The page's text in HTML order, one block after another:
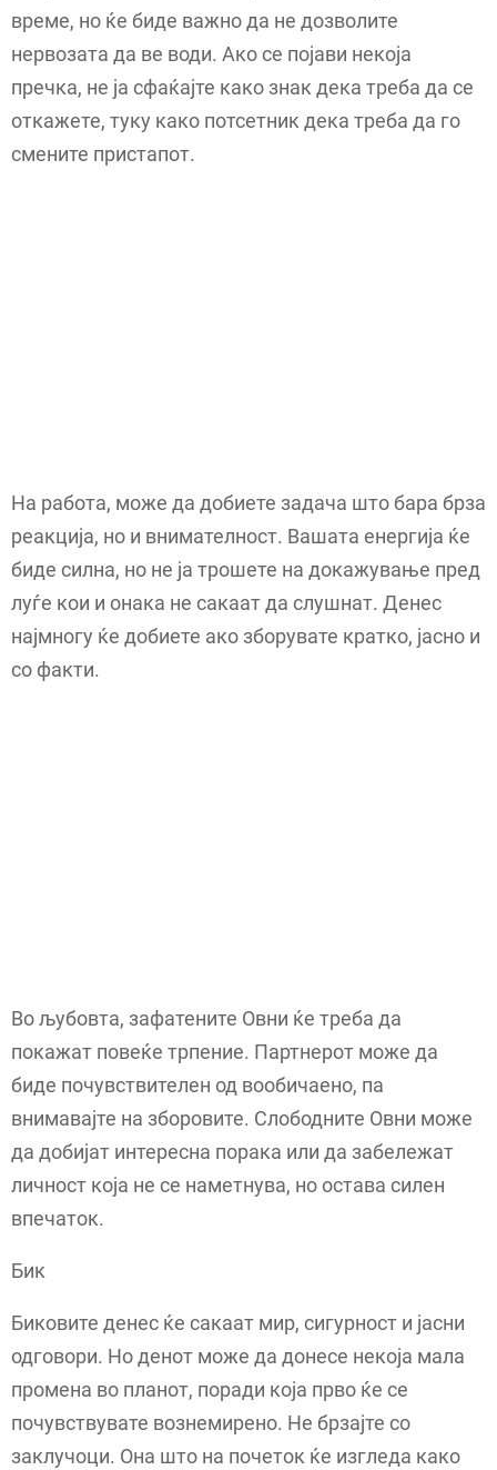
време, но ќе биде важно да не дозволите
нервозата да ве води. Ако се појави некоја
пречка, не ја сфаќајте како знак дека треба да се
откажете, туку како потсетник дека треба да го
смените пристапот.
На работа, може да добиете задача што бара брза
реакција, но и внимателност. Вашата енергија ќе
биде силна, но не ја трошете на докажување пред
луѓе кои и онака не сакаат да слушнат. Денес
најмногу ќе добиете ако зборувате кратко, јасно и
со факти.
Во љубовта, зафатените Овни ќе треба да
покажат повеќе трпение. Партнерот може да
биде почувствителен од вообичаено, па
внимавајте на зборовите. Слободните Овни може
да добијат интересна порака или да забележат
личност која не се наметнува, но остава силен
впечаток.
Бик
Биковите денес ќе сакаат мир, сигурност и јасни
одговори. Но денот може да донесе некоја мала
промена во планот, поради која прво ќе се
почувствувате вознемирено. Не брзајте со
заклучоци. Она што на почеток ќе изгледа како